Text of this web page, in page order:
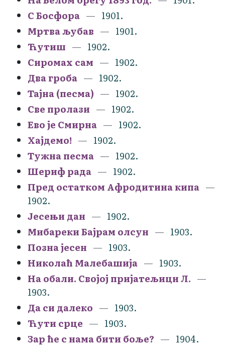
С Босфора
1901.
Мртва љубав
1901.
Ћутиш
1902.
Сиромах сам
1902.
Два гроба
1902.
Тајна (песма)
1902.
Све пролази
1902.
Ево је Смирна
1902.
Хајдемо!
1902.
Тужна песма
1902.
Шериф рада
1902.
Пред остатком Афродитина кипа
1902.
Јесењи дан
1902.
Мибареки Бајрам олсун
1903.
Позна јесен
1903.
Николаћ Малебашија
1903.
На обали. Својој пријатељици Л.
1903.
Да си далеко
1903.
Ћути срце
1903.
Зар ће с нама бити боље?
1904.